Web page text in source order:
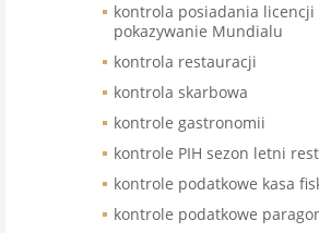
kontrola posiadania licencji
pokazywanie Mundialu
kontrola restauracji
kontrola skarbowa
kontrole gastronomii
kontrole PIH sezon letni
kontrole podatkowe kasa
kontrole podatkowe